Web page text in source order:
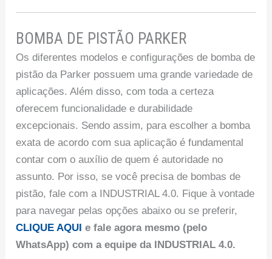
BOMBA DE PISTÃO PARKER
Os diferentes modelos e configurações de bomba de
pistão da Parker possuem uma grande variedade de
aplicações. Além disso, com toda a certeza
oferecem funcionalidade e durabilidade
excepcionais. Sendo assim, para escolher a bomba
exata de acordo com sua aplicação é fundamental
contar com o auxílio de quem é autoridade no
assunto. Por isso, se você precisa de bombas de
pistão, fale com a INDUSTRIAL 4.0. Fique à vontade
para navegar pelas opções abaixo ou se preferir,
CLIQUE AQUI e fale agora mesmo (pelo
WhatsApp) com a equipe da INDUSTRIAL 4.0.